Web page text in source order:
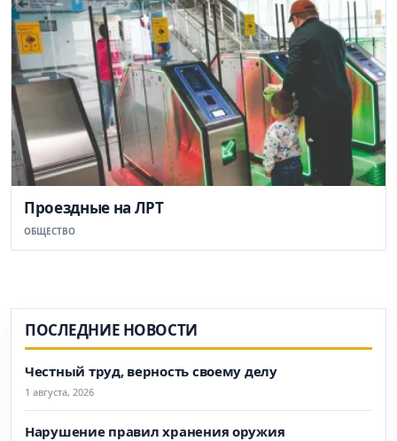
Проездные на ЛРТ
ОБЩЕСТВО
ПОСЛЕДНИЕ НОВОСТИ
Честный труд, верность своему делу
1 августа, 2026
Нарушение правил хранения оружия